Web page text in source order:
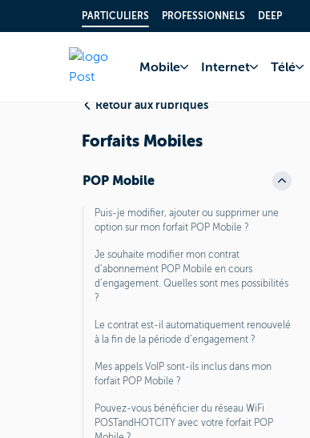
PARTICULIERS PROFESSIONNELS DEEP
Mobile Internet Télé
Retour aux rubriques
Forfaits Mobiles
POP Mobile
Puis-je modifier, ajouter ou supprimer une
option sur mon forfait POP Mobile ?
Je souhaite modifier mon contrat
d’abonnement POP Mobile en cours
d’engagement. Quelles sont mes possibilités
?
Le contrat est-il automatiquement renouvelé
à la fin de la période d’engagement ?
Mes appels VoIP sont-ils inclus dans mon
forfait POP Mobile ?
Pouvez-vous bénéficier du réseau WiFi
POSTandHOTCITY avec votre forfait POP